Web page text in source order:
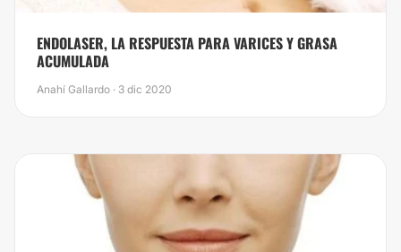
ENDOLASER, LA RESPUESTA PARA VARICES Y GRASA
ACUMULADA
Anahí Gallardo · 3 dic 2020